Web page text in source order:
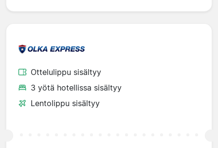
Ottelulippu sisältyy
3 yötä hotellissa sisältyy
Lentolippu sisältyy